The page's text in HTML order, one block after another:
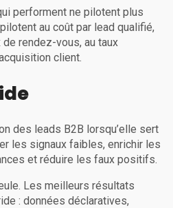
performent ne pilotent plus
au coût par lead qualifié,
de rendez-vous, au taux
client.
des leads B2B lorsqu’elle sert
les signaux faibles, enrichir les
et réduire les faux positifs.
Les meilleurs résultats
: données déclaratives,